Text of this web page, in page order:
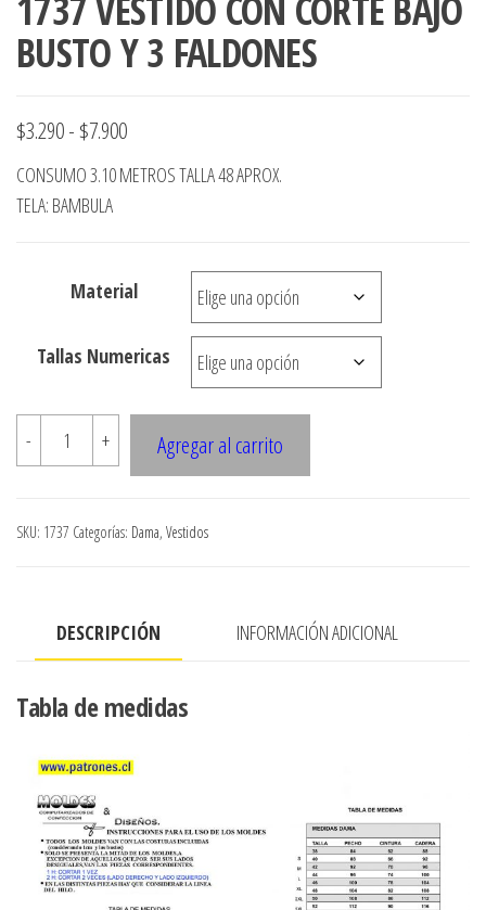
BUSTO Y 3 FALDONES
$3.290- $7.900Rango
de
hasta
$7.900
CONSUMO 3.10 METROS TALLA 48 APROX.
TELA: BAMBULA
Material
Tallas Numericas
-
1737
cantidad
+ Agregar al carrito
SKU: 1737 Categorías: Dama, Vestidos
DESCRIPCIÓN INFORMACIÓN ADICIONAL
Tabla de medidas